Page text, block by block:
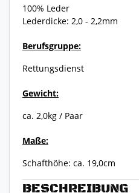
BESCHREIBUNG
100% Leder
Lederdicke: 2,0 - 2,2mm
Berufsgruppe:
Rettungsdienst
Gewicht:
ca. 2,0kg / Paar
Maße:
Schafthöhe: ca. 19,0cm